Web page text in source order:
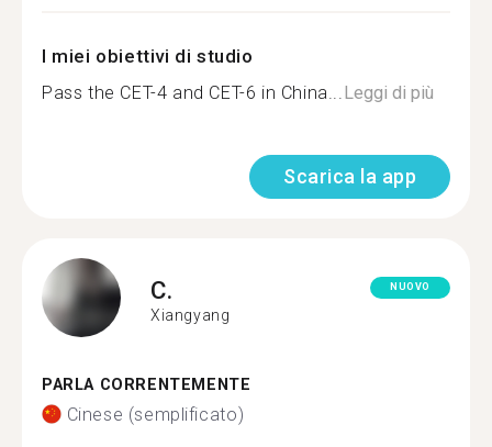
I miei obiettivi di studio
Pass the CET-4 and CET-6 in China...Leggi di più
Scarica la app
C.
Xiangyang
NUOVO
PARLA CORRENTEMENTE
Cinese (semplificato)